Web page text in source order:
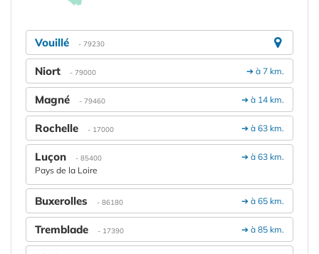
Vouillé - 79230
➔ à 7 km.
Niort - 79000
➔ à 14 km.
Magné - 79460
➔ à 63 km.
Rochelle - 17000
➔ à 63 km.
Luçon - 85400
Pays de la Loire
➔ à 65 km.
Buxerolles - 86180
➔ à 85 km.
Tremblade - 17390